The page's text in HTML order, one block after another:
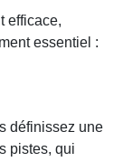
efficace,
essentiel :
définissez une
pistes, qui